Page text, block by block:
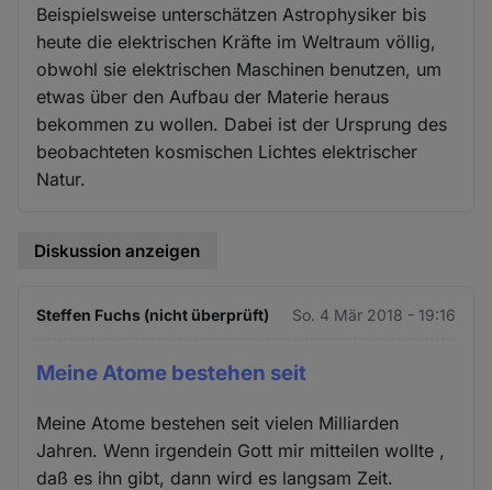
Beispielsweise unterschätzen Astrophysiker bis
heute die elektrischen Kräfte im Weltraum völlig,
obwohl sie elektrischen Maschinen benutzen, um
etwas über den Aufbau der Materie heraus
bekommen zu wollen. Dabei ist der Ursprung des
beobachteten kosmischen Lichtes elektrischer
Natur.
Diskussion anzeigen
Steffen Fuchs (nicht überprüft) So. 4 Mär 2018 - 19:16
Meine Atome bestehen seit
Meine Atome bestehen seit vielen Milliarden
Jahren. Wenn irgendein Gott mir mitteilen wollte ,
daß es ihn gibt, dann wird es langsam Zeit.